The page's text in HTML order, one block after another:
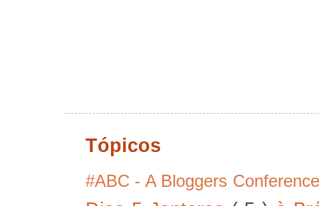
Tópicos
#ABC - A Bloggers